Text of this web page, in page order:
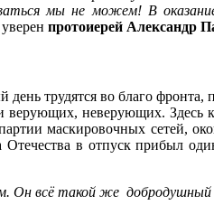
мы не можем! В
протоиерей Александр
трудятся во благо
неверующих. Здесь
маскировочных сетей,
Отечества в отпуск прибыл
всё такой же добродушный